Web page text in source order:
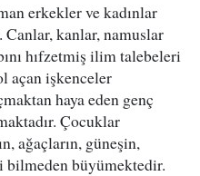
erkekler ve kadınlar
kanlar, namuslar
hıfzetmiş ilim talebeleri
açan işkenceler
haya eden genç
Çocuklar
ağaçların, güneşin,
bilmeden büyümektedir.